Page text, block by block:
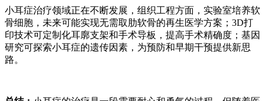
小耳症治疗领域正在不断发展，组织工程方面，实验室培养软
骨细胞，未来可能实现无需取肋软骨的再生医学方案；3D打
印技术可定制化耳廓支架和手术导板，提高手术精确度；基因
研究可探索小耳症的遗传因素，为预防和早期干预提供新思
路。